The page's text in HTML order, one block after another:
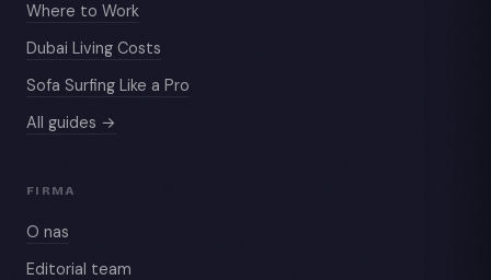
Where to Work
Dubai Living Costs
Sofa Surfing Like a Pro
All guides →
FIRMA
O nas
Editorial team